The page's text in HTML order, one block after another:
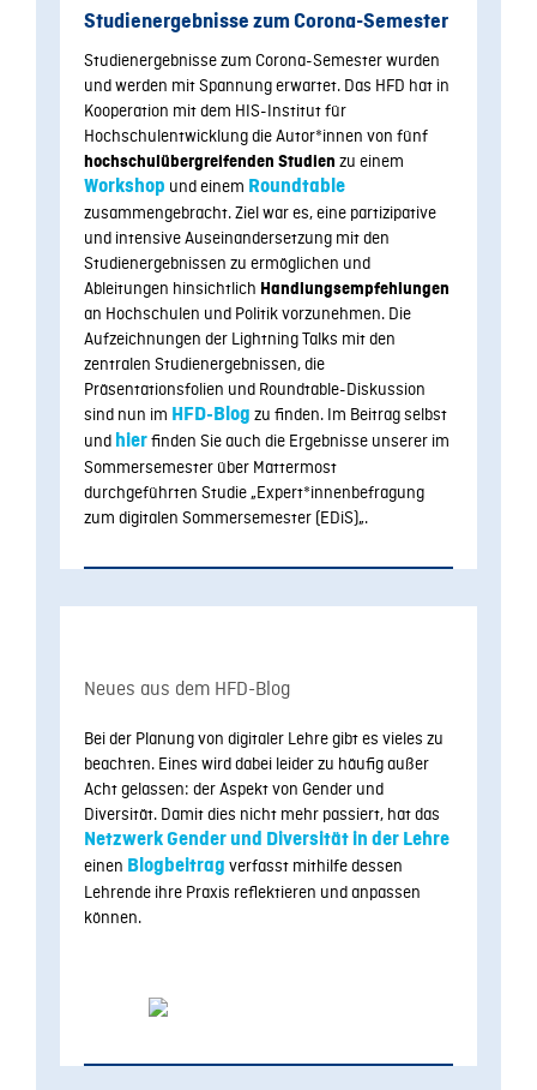
Studienergebnisse zum Corona-Semester
Studienergebnisse zum Corona-Semester wurden
und werden mit Spannung erwartet. Das HFD hat in
Kooperation mit dem HIS-Institut für
Hochschulentwicklung die Autor*innen von fünf
hochschulübergreifenden Studien zu einem
Workshop und einem Roundtable
zusammengebracht. Ziel war es, eine partizipative
und intensive Auseinandersetzung mit den
Studienergebnissen zu ermöglichen und
Ableitungen hinsichtlich Handlungsempfehlungen
an Hochschulen und Politik vorzunehmen. Die
Aufzeichnungen der Lightning Talks mit den
zentralen Studienergebnissen, die
Präsentationsfolien und Roundtable-Diskussion
sind nun im HFD-Blog zu finden. Im Beitrag selbst
und hierfinden Sie auch die Ergebnisse unserer im
Sommersemester über Mattermost
durchgeführten Studie „Expert*innenbefragung
zum digitalen Sommersemester (EDiS)„.
Neues aus dem HFD-Blog
Bei der Planung von digitaler Lehre gibt es vieles zu
beachten. Eines wird dabei leider zu häufig außer
Acht gelassen: der Aspekt von Gender und
Diversität. Damit dies nicht mehr passiert, hat das
Netzwerk Gender und Diversität in der Lehre
einen Blogbeitrag verfasst mithilfe dessen
Lehrende ihre Praxis reflektieren und anpassen
können.